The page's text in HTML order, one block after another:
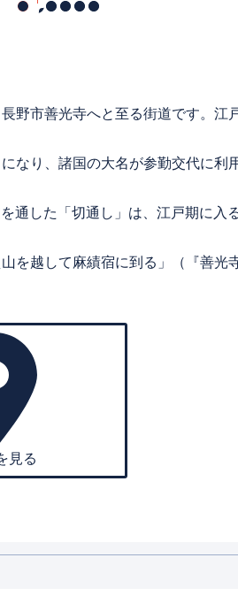
市善光寺へと至る街道です。江
り、諸国の大名が参勤交代に利
した「切通し」は、江戸期に入
越して麻績宿に到る」（『善光
見る